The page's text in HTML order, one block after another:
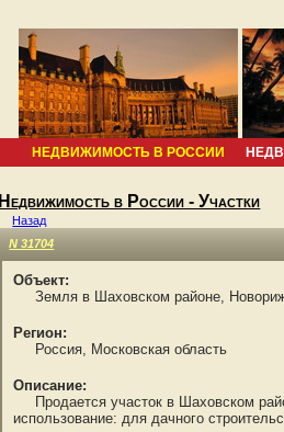
НЕДВИЖИМОСТЬ В РОССИИ
Недвижимость в России - Участки
Назад
N 31704
Объект:
Земля в Шаховском районе,
Регион:
Россия, Московская область
Описание:
Продается участок в Шаховском
использование: для дачного